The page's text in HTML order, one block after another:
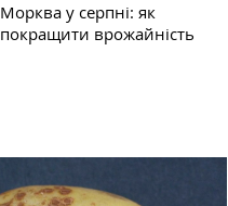
Морква у серпні: як
покращити врожайність